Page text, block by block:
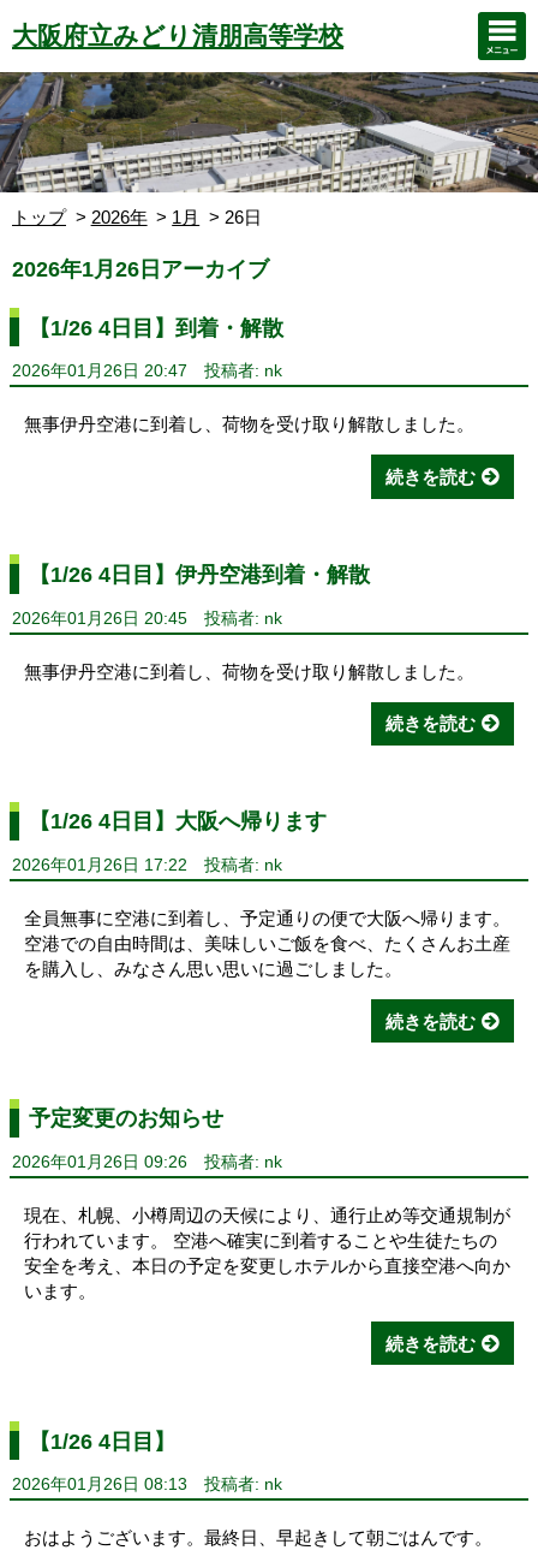
大阪府立みどり清朋高等学校
トップ 2026年 1月 26日
2026年1月26日アーカイブ
【1/26 4日目】到着・解散
2026年01月26日 20:47 投稿者: nk
無事伊丹空港に到着し、荷物を受け取り解散しました。
続きを読む
【1/26 4日目】伊丹空港到着・解散
2026年01月26日 20:45 投稿者: nk
無事伊丹空港に到着し、荷物を受け取り解散しました。
続きを読む
【1/26 4日目】大阪へ帰ります
2026年01月26日 17:22 投稿者: nk
全員無事に空港に到着し、予定通りの便で大阪へ帰ります。
空港での自由時間は、美味しいご飯を食べ、たくさんお土産
を購入し、みなさん思い思いに過ごしました。
続きを読む
予定変更のお知らせ
2026年01月26日 09:26 投稿者: nk
現在、札幌、小樽周辺の天候により、通行止め等交通規制が
行われています。 空港へ確実に到着することや生徒たちの
安全を考え、本日の予定を変更しホテルから直接空港へ向か
います。
続きを読む
【1/26 4日目】
2026年01月26日 08:13 投稿者: nk
おはようございます。最終日、早起きして朝ごはんです。